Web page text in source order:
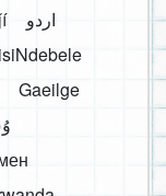
اردو
isiNdebele
Gaeilge